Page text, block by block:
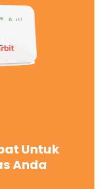
Untuk
Anda